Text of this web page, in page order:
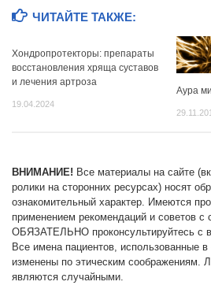
ЧИТАЙТЕ ТАКЖЕ:
Хондропротекторы: препараты
восстановления хряща суставов
и лечения артроза
19.04.2024
Аура
ВНИМАНИЕ! Все материалы на сайте
ролики на сторонних ресурсах) носят
ознакомительный характер. Имеются
применением рекомендаций и советов с
ОБЯЗАТЕЛЬНО проконсультируйтесь с
Все имена пациентов, использованные в
изменены по этическим соображениям.
являются случайными.